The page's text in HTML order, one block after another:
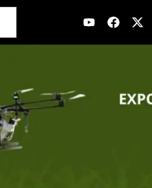
Youtube X-